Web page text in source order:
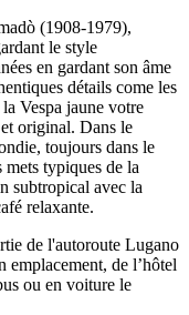
(1908-1979),
le style
en gardant son âme
détails come les
Vespa jaune votre
original. Dans le
toujours dans le
mets typiques de la
subtropical avec la
relaxante.
de l'autoroute Lugano
de l’hôtel
ou en voiture le